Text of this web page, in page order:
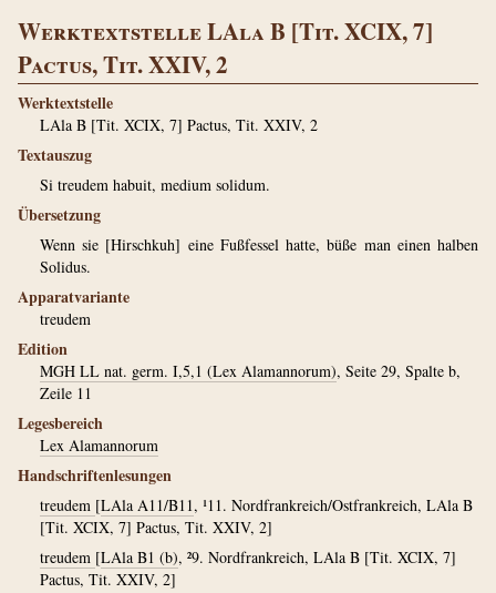
Werktextstelle LAla B [Tit. XCIX, 7]
Pactus, Tit. XXIV, 2
Werktextstelle
LAla B [Tit. XCIX, 7] Pactus, Tit. XXIV, 2
Textauszug
Si treudem habuit, medium solidum.
Übersetzung
Wenn sie [Hirschkuh] eine Fußfessel hatte, büße man einen halben
Solidus.
Apparatvariante
treudem
Edition
MGH LL nat. germ. I,5,1 (Lex Alamannorum), Seite 29, Spalte b,
Zeile 11
Legesbereich
Lex Alamannorum
Handschriftenlesungen
treudem [LAla A11/B11, ¹11. Nordfrankreich/Ostfrankreich, LAla B
[Tit. XCIX, 7] Pactus, Tit. XXIV, 2]
treudem [LAla B1 (b), ²9. Nordfrankreich, LAla B [Tit. XCIX, 7]
Pactus, Tit. XXIV, 2]